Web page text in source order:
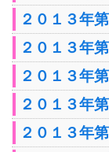
２０１３年
２０１３年
２０１３年
２０１３年
２０１３年